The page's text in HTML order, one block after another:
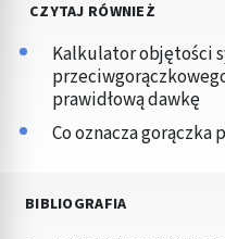
CZYTAJ RÓWNIEŻ
Kalkulator objętości
prawidłową dawkę
Co oznacza gorączka
BIBLIOGRAFIA